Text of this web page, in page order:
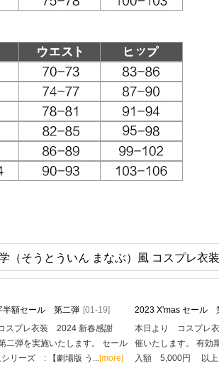
そうとういん まなぶ）風 コスプレ衣
額セール 第二弾 [01-19]
プレ衣装 2024 新春感謝
弾を実施いたします。 セール
リーズ : 【劇場版 う...[more]
2023 X'mas セール
本日より コスプレ
催いたします。 有効
入額 5,000円 以